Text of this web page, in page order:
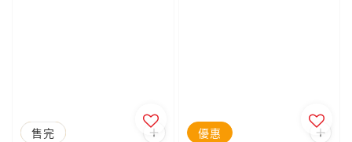
優惠
售完 優惠